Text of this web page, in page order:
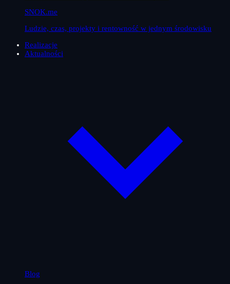
SNOK.me
Ludzie, czas, projekty i rentowność w jednym środowisku
Realizacje
Aktualności
Blog